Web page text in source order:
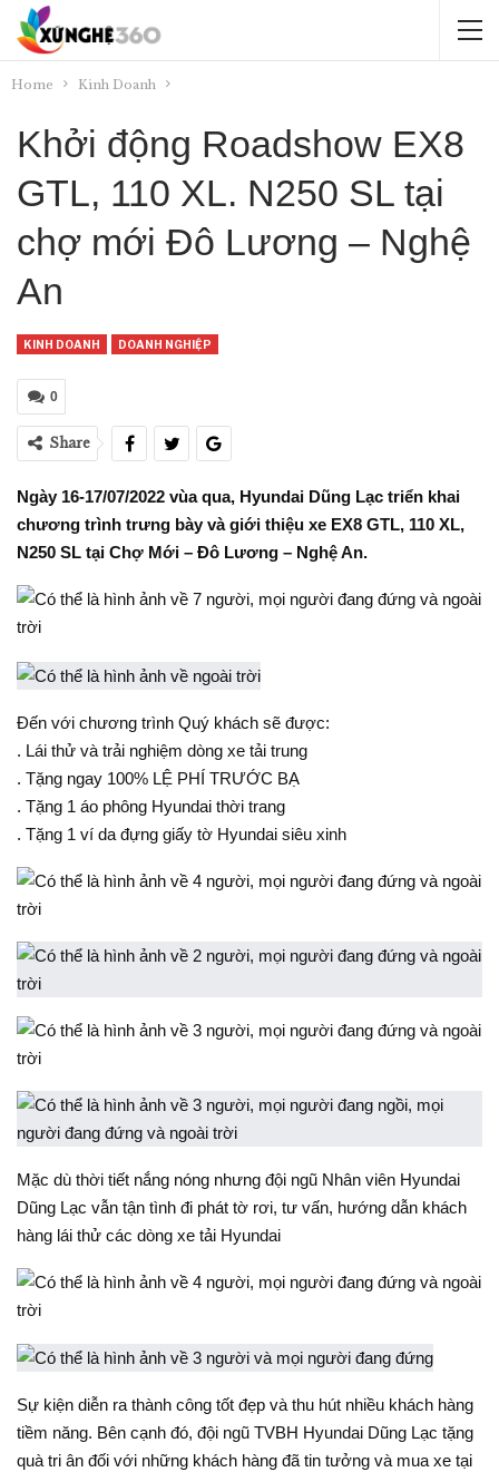
Home Kinh Doanh
Khởi động Roadshow EX8
GTL, 110 XL. N250 SL tại
chợ mới Đô Lương – Nghệ
An
KINH DOANH DOANH NGHIỆP
0
Share
Ngày 16-17/07/2022 vùa qua, Hyundai Dũng Lạc triển khai
chương trình trưng bày và giới thiệu xe EX8 GTL, 110 XL,
N250 SL tại Chợ Mới – Đô Lương – Nghệ An.
Đến với chương trình Quý khách sẽ được:
. Lái thử và trải nghiệm dòng xe tải trung
. Tặng ngay 100% LỆ PHÍ TRƯỚC BẠ
. Tặng 1 áo phông Hyundai thời trang
. Tặng 1 ví da đựng giấy tờ Hyundai siêu xinh
Mặc dù thời tiết nắng nóng nhưng đội ngũ Nhân viên Hyundai
Dũng Lạc vẫn tận tình đi phát tờ rơi, tư vấn, hướng dẫn khách
hàng lái thử các dòng xe tải Hyundai
Sự kiện diễn ra thành công tốt đẹp và thu hút nhiều khách hàng
tiềm năng. Bên cạnh đó, đội ngũ TVBH Hyundai Dũng Lạc tặng
quà tri ân đối với những khách hàng đã tin tưởng và mua xe tại